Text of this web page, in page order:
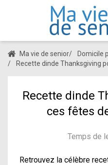
Ma vie de senior/
Domicile
/
Recette dinde Thanksgiving
Recette dinde
ces fêtes
Temps de
Retrouvez la célèbre